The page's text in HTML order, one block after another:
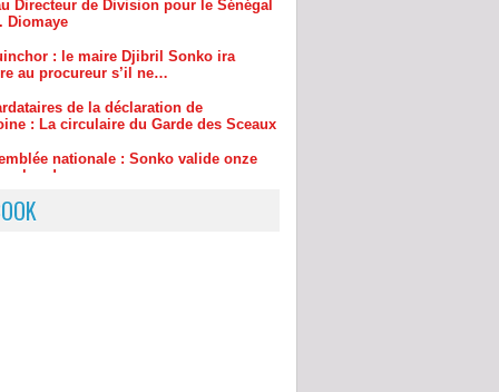
au procureur s’il ne…
: La circulaire du Garde des Sceaux
chauds